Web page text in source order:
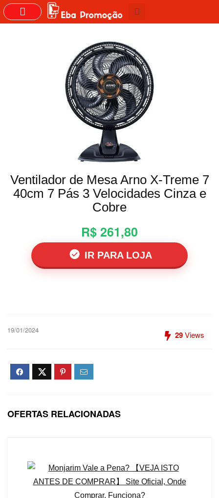
Ventilador de Mesa Arno X-Treme 7
40cm 7 Pás 3 Velocidades Cinza e
Cobre
R$ 261,80
IR PARA LOJA
19/01/2024 29Views
OFERTAS RELACIONADAS